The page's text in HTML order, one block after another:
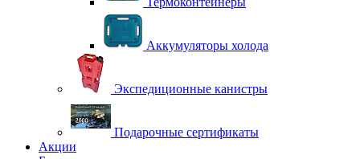
Аккумуляторы холода
Экспедиционные канистры
Подарочные сертификаты
Акции